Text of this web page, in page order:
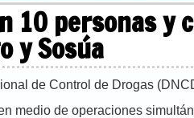
10 personas
y Sosúa
de Control de Drogas
medio de operaciones